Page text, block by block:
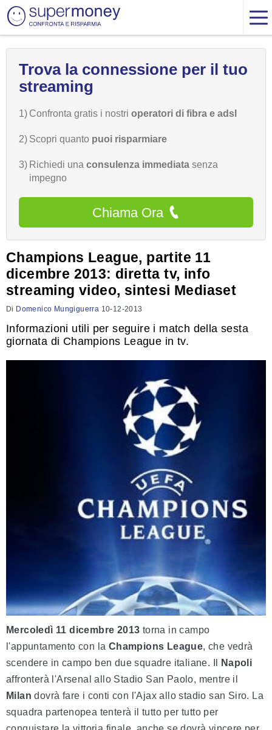
Trova la connessione per il tuo
streaming
1) Confronta gratis i nostri operatori di fibra e adsl
2) Scopri quanto puoi risparmiare
3) Richiedi una consulenza immediata senza
impegno
Chiama Ora
Champions League, partite 11
dicembre 2013: diretta tv, info
streaming video, sintesi Mediaset
Di Domenico Mungiguerra 10-12-2013
Informazioni utili per seguire i match della sesta
giornata di Champions League in tv.
Mercoledì 11 dicembre 2013 torna in campo
l'appuntamento con la Champions League, che vedrà
scendere in campo ben due squadre italiane. Il
Napoli
affronterà l'Arsenal allo Stadio San Paolo, mentre il
Milan dovrà fare i conti con l'Ajax allo stadio san Siro. La
squadra partenopea tenterà il tutto per tutto per